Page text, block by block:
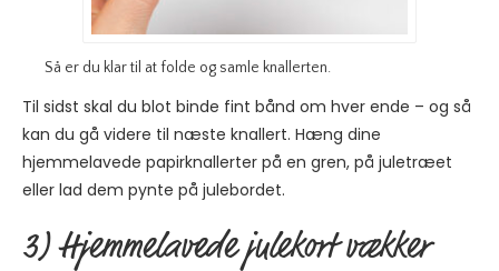
Så er du klar til at folde og samle knallerten.
Til sidst skal du blot binde fint bånd om hver ende – og så
kan du gå videre til næste knallert. Hæng dine
hjemmelavede papirknallerter på en gren, på juletræet
eller lad dem pynte på julebordet.
3) Hjemmelavede julekort vækker